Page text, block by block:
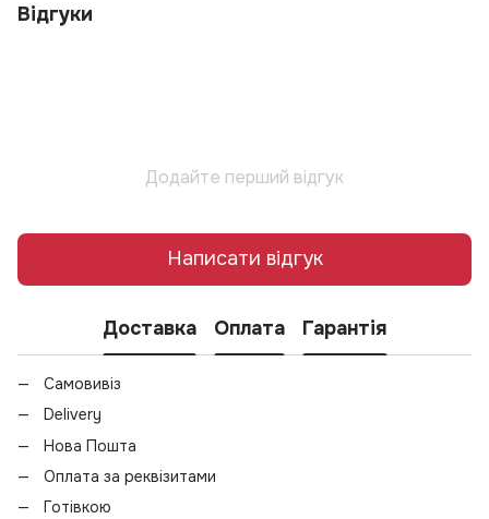
Відгуки
Додайте перший відгук
Написати відгук
Доставка Оплата Гарантія
Самовивіз
Delivery
Нова Пошта
Оплата за реквізитами
Готівкою